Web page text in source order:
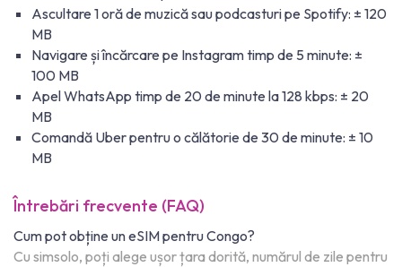
Ascultare 1 oră de muzică sau podcasturi pe Spotify: ± 120
MB
Navigare și încărcare pe Instagram timp de 5 minute: ±
100 MB
Apel WhatsApp timp de 20 de minute la 128 kbps: ± 20
MB
Comandă Uber pentru o călătorie de 30 de minute: ± 10
MB
Întrebări frecvente (FAQ)
Cum pot obține un eSIM pentru Congo?
Cu simsolo, poți alege ușor țara dorită, numărul de zile pentru